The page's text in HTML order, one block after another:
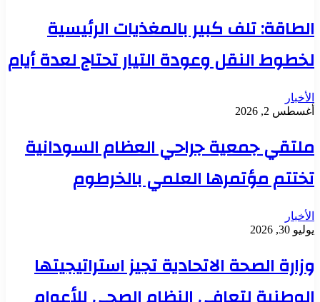
الطاقة: تلف كبير بالمغذيات الرئيسية
لخطوط النقل وعودة التيار تحتاج لعدة أيام
الأخبار
أغسطس 2, 2026
ملتقي جمعية جراحي العظام السودانية
تختتم مؤتمرها العلمي بالخرطوم
الأخبار
يوليو 30, 2026
وزارة الصحة الاتحادية تجيز استراتيجيتها